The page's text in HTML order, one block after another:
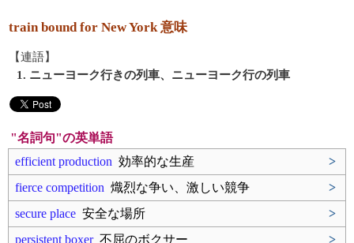
train bound for New York 意味
【連語】
1. ニューヨーク行きの列車、ニューヨーク行の列車
"名詞句"の英単語
efficient production 効率的な生産
>
fierce competition 熾烈な争い、激しい競争
>
secure place 安全な場所
>
persistent boxer不屈のボクサー
>